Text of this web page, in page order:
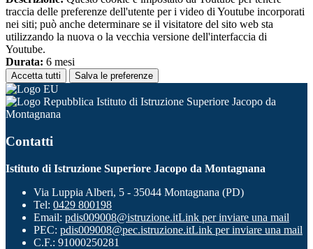
traccia delle preferenze dell'utente per i video di Youtube incorporati
nei siti; può anche determinare se il visitatore del sito web sta
utilizzando la nuova o la vecchia versione dell'interfaccia di
Youtube.
Durata: 6 mesi
Accetta tutti Salva le preferenze
Istituto di Istruzione Superiore Jacopo da
Montagnana
Contatti
Istituto di Istruzione Superiore Jacopo da Montagnana
Via Luppia Alberi, 5 - 35044 Montagnana (PD)
Tel: 0429 800198
Email: pdis009008@istruzione.itLink per inviare una mail
PEC: pdis009008@pec.istruzione.itLink per inviare una mail
C.F.: 91000250281